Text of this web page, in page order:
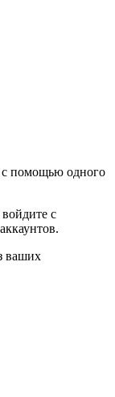
с помощью одного
с
ваших